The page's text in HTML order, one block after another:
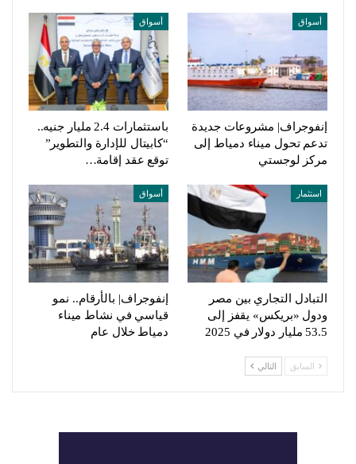
أسواق
إنفوجراف| مشروعات جديدة
تدعم تحول ميناء دمياط إلى
مركز لوجستي
أسواق
باستثمارات 2.4 مليار جنيه..
“كابيتال للإدارة والتطوير”
توقع عقد إقامة…
استثمار
التبادل التجاري بين مصر
ودول «بريكس» يقفز إلى
53.5 مليار دولار في 2025
أسواق
إنفوجراف| بالأرقام.. نمو
قياسي في نشاط ميناء
دمياط خلال عام
السابق التالي